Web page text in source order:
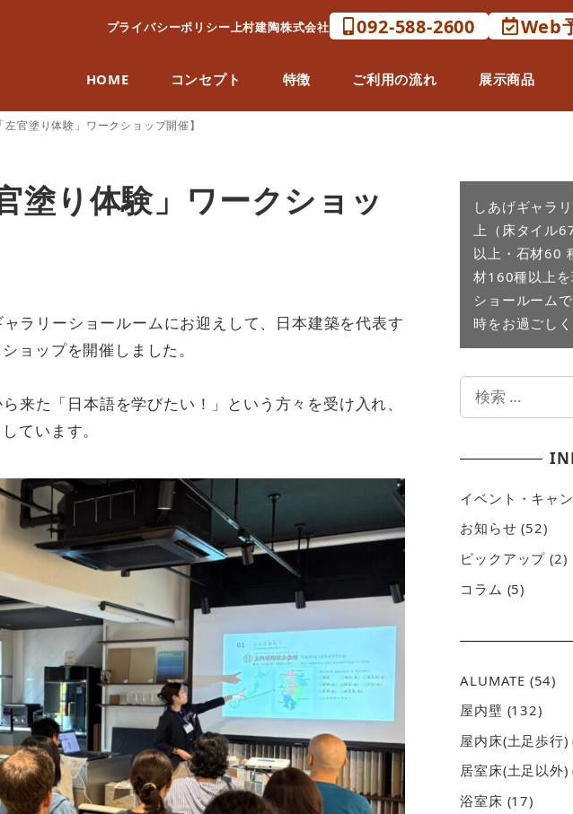
プライバシーポリシー 上村建陶株式会社 092-588-2600 Web
HOME コンセプト 特徴 ご利用の流れ 展示商品
左官塗り体験」ワークショップ開催】
塗り体験」ワークショッ
ラリーショールームにお迎えして、日本建築を代表す
ョップを開催しました。
来た「日本語を学びたい！」という方々を受け入れ、
ています。
しあげギャラ
上（床タイル
以上・石材60
材160種以上
ショールーム
時をお過ごしく
イベント・キャ
お知らせ (52)
ピックアップ (2)
コラム (5)
ALUMATE (54)
屋内壁 (132)
屋内床(土足歩行)
居室床(土足以外)
浴室床 (17)